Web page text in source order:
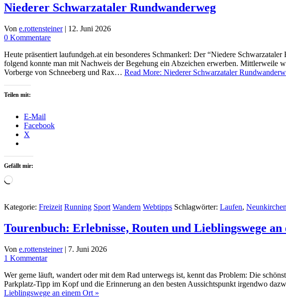
Niederer Schwarzataler Rundwanderweg
Von e.rottensteiner | 12. Juni 2026
0 Kommentare
Heute präsentiert laufundgeh.at ein besonderes Schmankerl: Der “Niedere
folgend konnte man mit Nachweis der Begehung ein Abzeichen erwerben. Mittlerweile
Vorberge von Schneeberg und Rax… Read More: Niederer Schwarzataler
Teilen mit:
E-Mail
Facebook
X
Gefällt mir:
Wird
Kategorie: Freizeit Running Sport Wandern Webtipps Schlagwörter: Laufen, Neunkirchen
Tourenbuch: Erlebnisse, Routen und Lieblingswege
Von e.rottensteiner | 7. Juni 2026
1 Kommentar
Wer gerne läuft, wandert oder mit dem Rad unterwegs ist, kennt das Problem: Die
Parkplatz-Tipp im Kopf und die Erinnerung an den besten Aussichtspunkt irgendwo
Lieblingswege an einem Ort »